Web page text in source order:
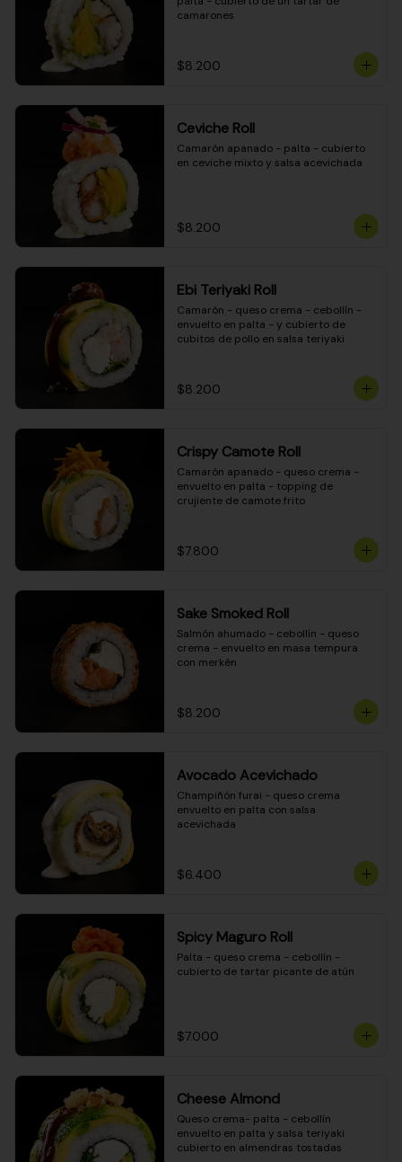
camarones
$8.200
Ceviche Roll
Camarón apanado - palta - cubierto
en ceviche mixto y salsa acevichada
$8.200
Ebi Teriyaki Roll
Camarón - queso crema - cebollín -
envuelto en palta - y cubierto de
cubitos de pollo en salsa teriyaki
$8.200
Crispy Camote Roll
Camarón apanado - queso crema -
envuelto en palta - topping de
crujiente de camote frito
$7.800
Sake Smoked Roll
Salmón ahumado - cebollín - queso
crema - envuelto en masa tempura
con merkén
$8.200
Avocado Acevichado
Champiñón furai - queso crema
envuelto en palta con salsa
acevichada
$6.400
Spicy Maguro Roll
Palta - queso crema - cebollín -
cubierto de tartar picante de atún
$7.000
Cheese Almond
Queso crema- palta - cebollín
envuelto en palta y salsa teriyaki
cubierto en almendras tostadas